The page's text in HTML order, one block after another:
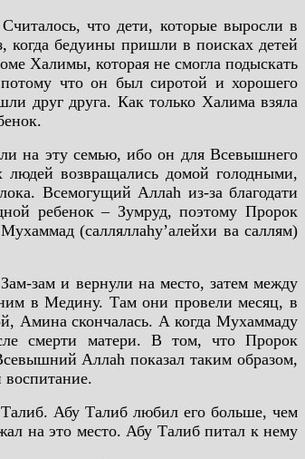
что дети, которые выросли в
бедуины пришли в поисках детей
Халимы, которая не смогла подыскать
что он был сиротой и хорошего
друг друга. Как только Халима взяла
на эту семью, ибо он для Всевышнего
возвращались домой голодными,
Всемогущий Аллаh из-за благодати
ребенок – Зумруд, поэтому Пророк
(салляллаhу’алейхи ва саллям)
зам и вернули на место, затем между
ним в Медину. Там они провели месяц, в
Амина скончалась. А когда Мухаммаду
смерти матери. В том, что Пророк
Аллаh показал таким образом,
Абу Талиб любил его больше, чем
на это место. Абу Талиб питал к нему